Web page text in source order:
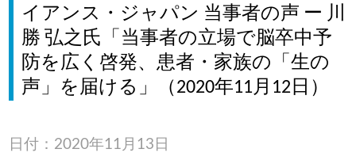
イアンス・ジャパン 当事者の声 ー 川
勝 弘之氏「当事者の立場で脳卒中予
防を広く啓発、患者・家族の「生の
声」を届ける」（2020年11月12日）
日付：2020年11月13日